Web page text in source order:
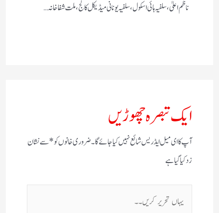
ناظم اعلیٰ، سلفیہ ہائی اسکول ، سلفیہ یونانی میڈیکل کالج، ملت شفاخانہ…
ایک تبصرہ چھوڑیں
آپ کا ای میل ایڈریس شائع نہیں کیا جائے گا۔ضروری خانوں کو*سے نشان
زد کیا گیا ہے
یہاں